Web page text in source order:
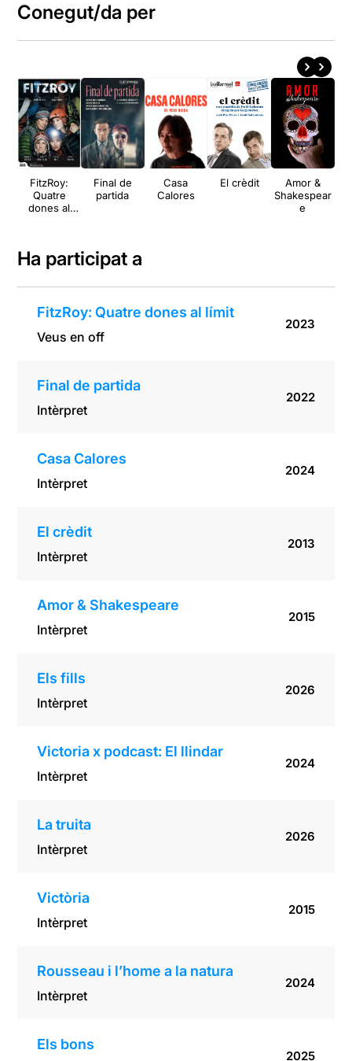
Conegut/da per
FitzRoy:
Quatre
dones al
Final de
partida
Casa
Calores
El crèdit
Amor &
Shakespear
e
Ha participat a
FitzRoy: Quatre dones al límit
Veus en off
2023
Final de partida
Intèrpret
2022
Casa Calores
Intèrpret
2024
El crèdit
Intèrpret
2013
Amor & Shakespeare
Intèrpret
2015
Els fills
Intèrpret
2026
Victoria x podcast: El llindar
Intèrpret
2024
La truita
Intèrpret
2026
Victòria
Intèrpret
2015
Rousseau i l’home a la natura
Intèrpret
2024
Els bons
2025